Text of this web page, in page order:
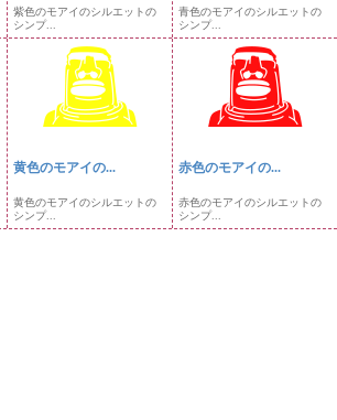
紫色のモアイのシルエットの
シンプ...
青色のモアイのシルエットの
シンプ...
黄色のモアイの...
黄色のモアイのシルエットの
シンプ...
赤色のモアイの...
赤色のモアイのシルエットの
シンプ...